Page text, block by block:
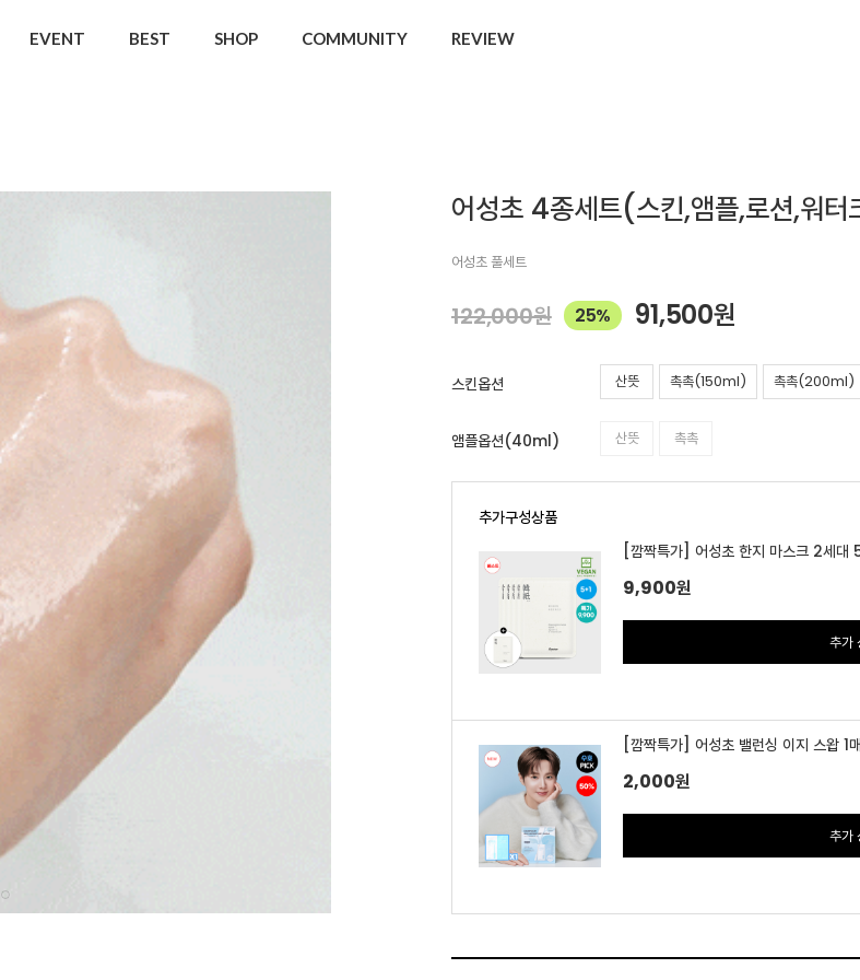
EVENT BEST SHOP COMMUNITY REVIEW
어성초 4종세트(스킨,앰플,로션,워
어성초 풀세트
122,000원 25% 91,500원
스킨옵션 산뜻 촉촉(150ml) 촉촉(200ml)
앰플옵션(40ml) 산뜻 촉촉
추가구성상품
[깜짝특가] 어성초 한지 마스크 2세대
9,900원
추가
[깜짝특가] 어성초 밸런싱 이지 스왑 1
2,000원
추가